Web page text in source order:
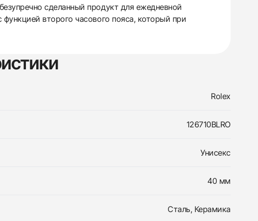
сделанный продукт для ежедневной
второго часового пояса, который при
Rolex
126710BLRO
Унисекс
40 мм
Сталь, Керамика